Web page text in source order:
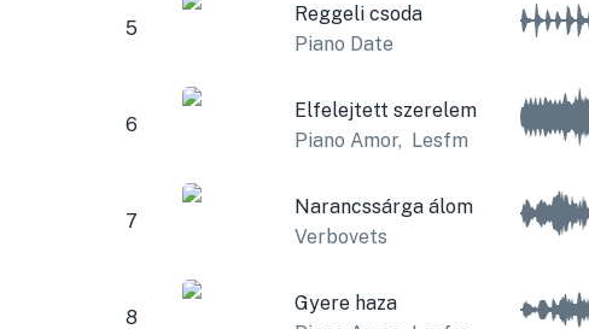
5
Reggeli csoda
Piano Date
6
Elfelejtett szerelem
Piano Amor, Lesfm
7
Narancssárga álom
Verbovets
8
Gyere haza